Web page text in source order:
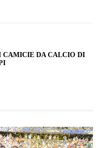
CAMICIE DA CALCIO DI